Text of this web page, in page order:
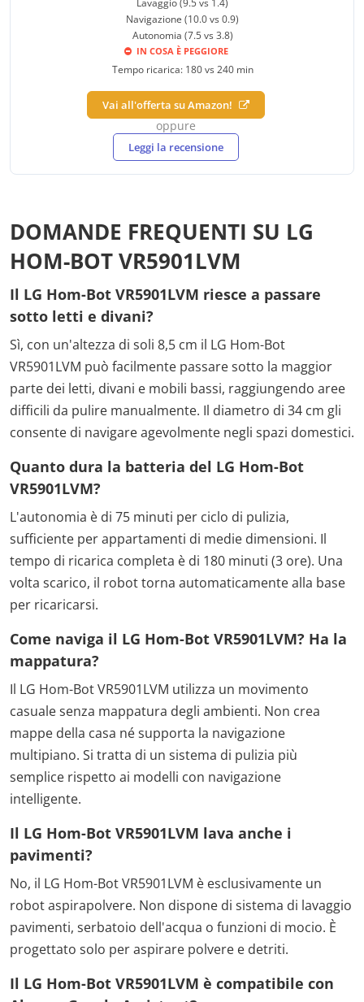
Navigazione (10.0 vs 0.9)
Autonomia (7.5 vs 3.8)
IN COSA È PEGGIORE
Tempo ricarica: 180 vs 240 min
Vai all'offerta su Amazon!
oppure
Leggi la recensione
DOMANDE FREQUENTI SU LG
HOM-BOT VR5901LVM
Il LG Hom-Bot VR5901LVM riesce a passare
sotto letti e divani?
Sì, con un'altezza di soli 8,5 cm il LG Hom-Bot
VR5901LVM può facilmente passare sotto la maggior
parte dei letti, divani e mobili bassi, raggiungendo aree
difficili da pulire manualmente. Il diametro di 34 cm gli
consente di navigare agevolmente negli spazi domestici.
Quanto dura la batteria del LG Hom-Bot
VR5901LVM?
L'autonomia è di 75 minuti per ciclo di pulizia,
sufficiente per appartamenti di medie dimensioni. Il
tempo di ricarica completa è di 180 minuti (3 ore). Una
volta scarico, il robot torna automaticamente alla base
per ricaricarsi.
Come naviga il LG Hom-Bot VR5901LVM? Ha la
mappatura?
Il LG Hom-Bot VR5901LVM utilizza un movimento
casuale senza mappatura degli ambienti. Non crea
mappe della casa né supporta la navigazione
multipiano. Si tratta di un sistema di pulizia più
semplice rispetto ai modelli con navigazione
intelligente.
Il LG Hom-Bot VR5901LVM lava anche i
pavimenti?
No, il LG Hom-Bot VR5901LVM è esclusivamente un
robot aspirapolvere. Non dispone di sistema di lavaggio
pavimenti, serbatoio dell'acqua o funzioni di mocio. È
progettato solo per aspirare polvere e detriti.
Il LG Hom-Bot VR5901LVM è compatibile con